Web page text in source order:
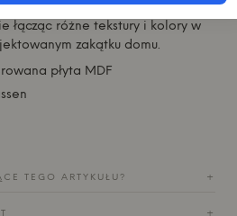
zarówno bogactwo,
łącząc różne tekstury i kolory w
zakątku domu.
płyta MDF
TEGO ARTYKUŁU? +
+